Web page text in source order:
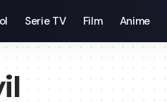
Serie TV Film Anime